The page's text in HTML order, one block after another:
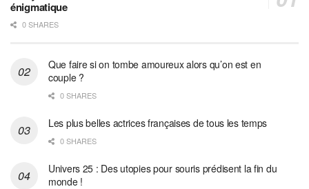
énigmatique
0 SHARES
Que faire si on tombe amoureux alors qu’on est en
couple ?
0 SHARES
Les plus belles actrices françaises de tous les temps
0 SHARES
Univers 25 : Des utopies pour souris prédisent la fin du
monde !